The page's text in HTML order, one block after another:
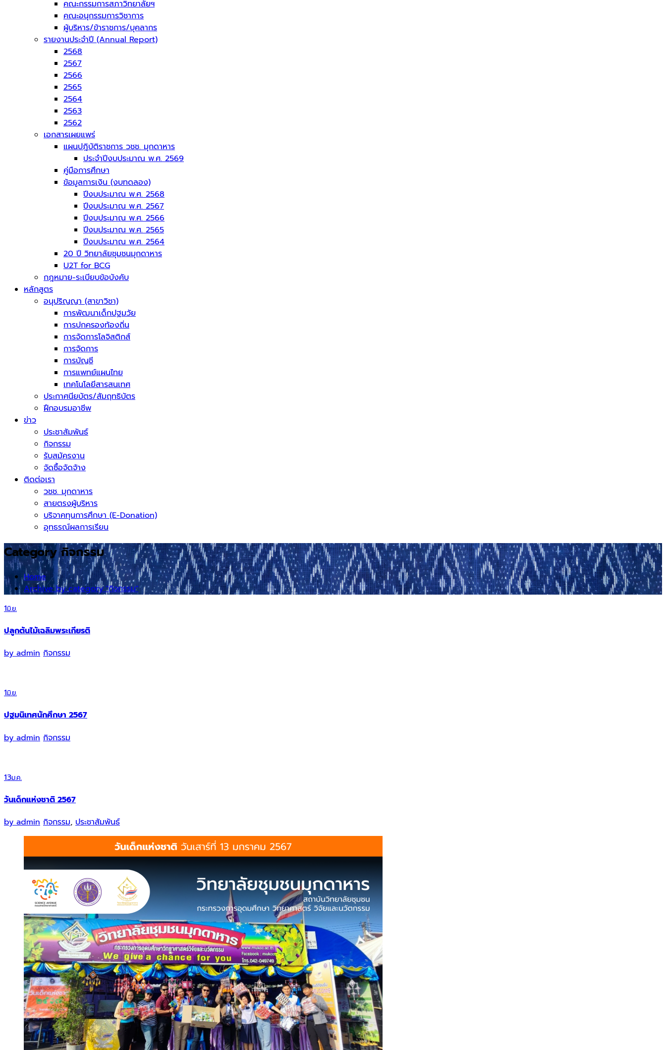
คณะกรรมการสภาวิทยาลัยฯ
คณะอนุกรรมการวิชาการ
ผู้บริหาร/ข้าราชการ/บุคลากร
รายงานประจำปี (Annual Report)
2568
2567
2566
2565
2564
2563
2562
เอกสารเผยแพร่
แผนปฎิบัติราชการ วชช. มุกดาหาร
ประจำปีงบประมาณ พ.ศ. 2569
คู่มือการศึกษา
ข้อมูลการเงิน (งบทดลอง)
ปีงบประมาณ พ.ศ. 2568
ปีงบประมาณ พ.ศ. 2567
ปีงบประมาณ พ.ศ. 2566
ปีงบประมาณ พ.ศ. 2565
ปีงบประมาณ พ.ศ. 2564
20 ปี วิทยาลัยชุมชนมุกดาหาร
U2T for BCG
กฎหมาย-ระเบียบข้อบังคับ
หลักสูตร
อนุปริญญา (สาขาวิชา)
การพัฒนาเด็กปฐมวัย
การปกครองท้องถิ่น
การจัดการโลจิสติกส์
การจัดการ
การบัญชี
การแพทย์แผนไทย
เทคโนโลยีสารสนเทศ
ประกาศนียบัตร/สัมฤทธิบัตร
ฝึกอบรมอาชีพ
ข่าว
ประชาสัมพันธ์
กิจกรรม
รับสมัครงาน
จัดซื้อจัดจ้าง
ติดต่อเรา
วชช. มุกดาหาร
สายตรงผู้บริหาร
บริจาคทุนการศึกษา (E-Donation)
อุทธรณ์ผลการเรียน
Category กิจกรรม
Home
Archive by category "กิจกรรม"
1มิ.ย.
ปลูกต้นไม้เฉลิมพระเกียรติ
byadmin กิจกรรม
1มิ.ย.
ปฐมนิเทศนักศึกษา 2567
by admin กิจกรรม
13ม.ค.
วันเด็กแห่งชาติ 2567
byadmin กิจกรรม, ประชาสัมพันธ์